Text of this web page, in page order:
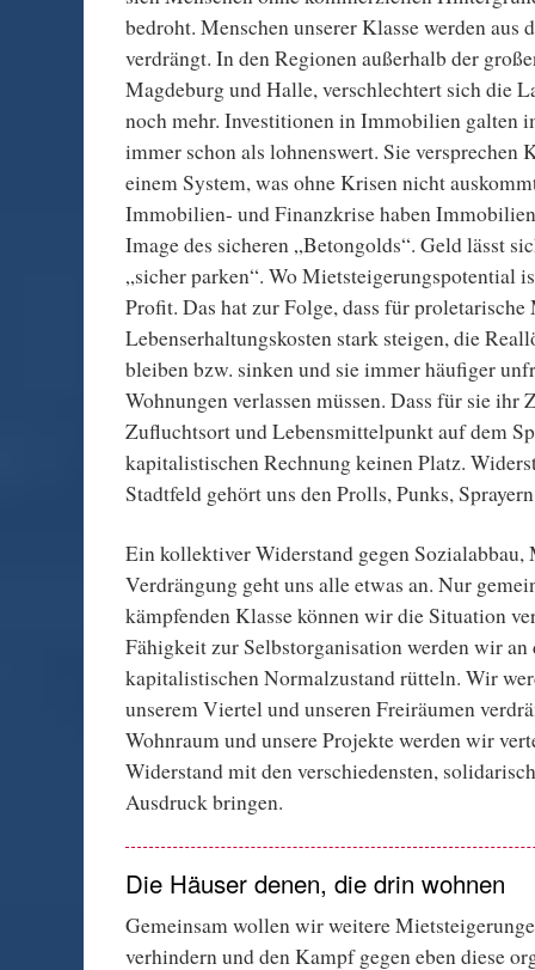
bedroht. Menschen unserer Klasse werden aus
verdrängt. In den Regionen außerhalb der
Magdeburg und Halle, verschlechtert sich die
noch mehr. Investitionen in Immobilien galten
immer schon als lohnenswert. Sie versprechen
einem System, was ohne Krisen nicht
Immobilien- und Finanzkrise haben
Image des sicheren „Betongolds“. Geld lässt
„sicher parken“. Wo Mietsteigerungspotential
Profit. Das hat zur Folge, dass für
Lebenserhaltungskosten stark steigen, die
bleiben bzw. sinken und sie immer häufiger
Wohnungen verlassen müssen. Dass für sie ihr
Zufluchtsort und Lebensmittelpunkt auf dem
kapitalistischen Rechnung keinen Platz.
Stadtfeld gehört uns den Prolls, Punks,
Ein kollektiver Widerstand gegen Sozialabbau,
Verdrängung geht uns alle etwas an. Nur
kämpfenden Klasse können wir die Situation
Fähigkeit zur Selbstorganisation werden wir an
kapitalistischen Normalzustand rütteln. Wir
unserem Viertel und unseren Freiräumen
Wohnraum und unsere Projekte werden wir
Widerstand mit den verschiedensten,
Ausdruck bringen.
Die Häuser denen, die drin wohnen
Gemeinsam wollen wir weitere
verhindern und den Kampf gegen eben diese